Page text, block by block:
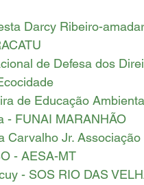
Darcy Ribeiro-
de Defesa dos
de Educação
- FUNAI MARANHÃO
Carvalho Jr.
- AESA-MT
- SOS RIO DAS